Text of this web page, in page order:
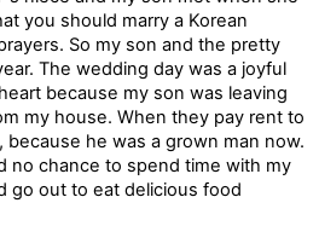
you should marry a Korean
So my son and the pretty
The wedding day was a joyful
because my son was leaving
my house. When they pay rent to
he was a grown man now.
no chance to spend time with my
go out to eat delicious food